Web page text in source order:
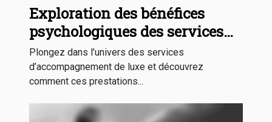
Exploration des bénéfices
psychologiques des services
d'accompagnement de luxe
Plongez dans l’univers des services
d’accompagnement de luxe et découvrez
comment ces prestations...